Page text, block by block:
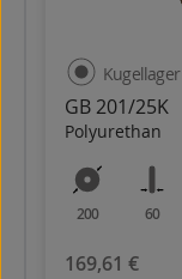
GB 201/25K
Polyurethan
Kugellager
200 60
169,61 €